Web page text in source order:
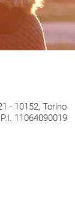
- 10152, Torino
11064090019